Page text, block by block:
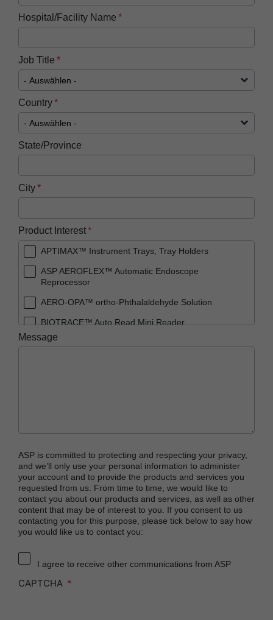
Hospital/Facility Name
Job Title
Country
State/Province
City
Product Interest
APTIMAX™ Instrument Trays, Tray Holders
ASP AEROFLEX™ Automatic Endoscope
Reprocessor
AERO-OPA™ ortho-Phthalaldehyde Solution
BIOTRACE™ Auto Read Mini Reader
BIOTRACE™ Auto Read Pro Reader
CIDEX™ Tray System
CIDEZYME™ XTRA Multi-Enzymatic Detergent
CYCLESURE™ 24 Biological Indicator (BI)
ENZOL™ Enzymatic Detergent
Message
ASP is committed to protecting and respecting your privacy,
and we’ll only use your personal information to administer
your account and to provide the products and services you
requested from us. From time to time, we would like to
contact you about our products and services, as well as other
content that may be of interest to you. If you consent to us
contacting you for this purpose, please tick below to say how
you would like us to contact you:
I agree to receive other communications from ASP
CAPTCHA